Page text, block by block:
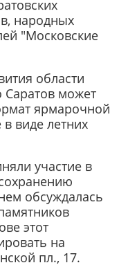
народных
"Московские
области
может
ярмарочной
виде летних
участие в
обсуждалась
этот
на
пл., 17.